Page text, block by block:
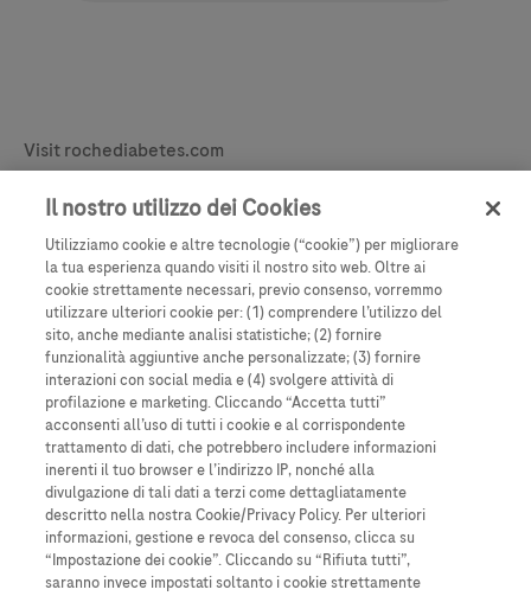
Legal & Privacy
Visit rochediabetes.com
Contact
Dichiarazione legale
Politica sui cookie
Learn More
Informativa sulla privacy
Impostazione dei cookie
Questo sito contiene informazioni su prodotti che sono rivolte a un’ampia
Il nostro utilizzo dei Cookies
Utilizziamo cookie e altre tecnologie (“cookie”) per migliorare
la tua esperienza quando visiti il nostro sito web. Oltre ai
cookie strettamente necessari, previo consenso, vorremmo
utilizzare ulteriori cookie per: (1) comprendere l’utilizzo del
sito, anche mediante analisi statistiche; (2) fornire
funzionalità aggiuntive anche personalizzate; (3) fornire
interazioni con social media e (4) svolgere attività di
profilazione e marketing. Cliccando “Accetta tutti”
acconsenti all’uso di tutti i cookie e al corrispondente
trattamento di dati, che potrebbero includere informazioni
inerenti il tuo browser e l’indirizzo IP, nonché alla
divulgazione di tali dati a terzi come dettagliatamente
descritto nella nostra Cookie/Privacy Policy. Per ulteriori
informazioni, gestione e revoca del consenso, clicca su
“Impostazione dei cookie”. Cliccando su “Rifiuta tutti”,
saranno invece impostati soltanto i cookie strettamente